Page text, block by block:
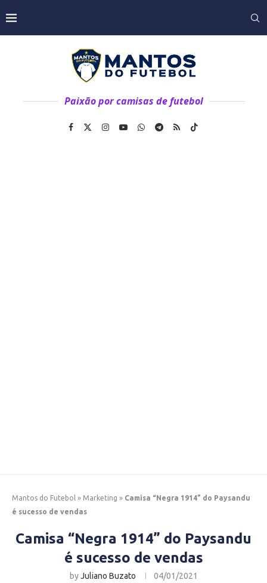
Paixão por camisas de futebol
Mantos do Futebol » Marketing » Camisa “Negra 1914” do Paysandu
é sucesso de vendas
Camisa “Negra 1914” do Paysandu
é sucesso de vendas
byJuliano Buzato 04/01/2021